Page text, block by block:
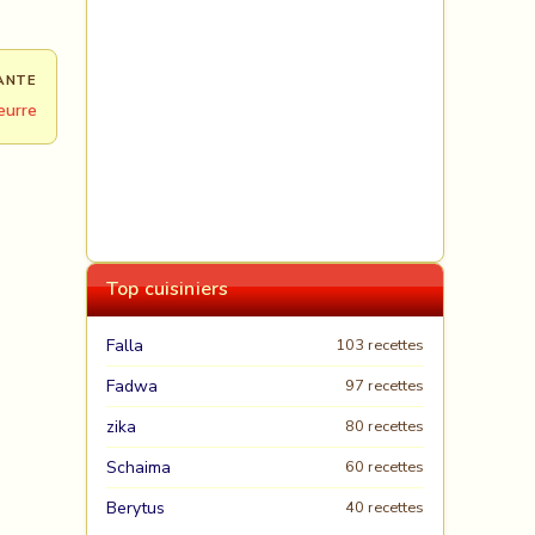
Top cuisiniers
Falla 103 recettes
Fadwa 97 recettes
zika 80 recettes
Schaima 60 recettes
Berytus
40 recettes